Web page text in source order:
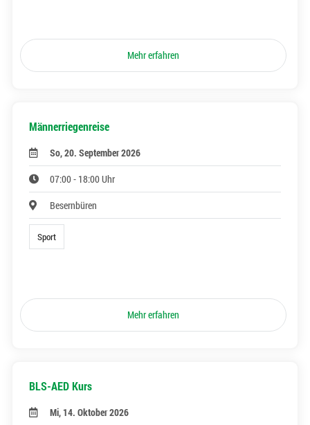
Mehr erfahren
Männerriegenreise
So, 20. September 2026
07:00 - 18:00 Uhr
Besernbüren
Sport
Mehr erfahren
BLS-AED Kurs
Mi, 14. Oktober 2026